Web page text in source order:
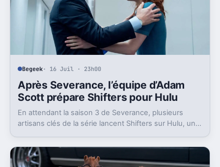
Begeek· 16 Juil · 23h00
Après Severance, l’équipe d’Adam
Scott prépare Shifters pour Hulu
En attendant la saison 3 de Severance, plusieurs
artisans clés de la série lancent Shifters sur Hulu, un